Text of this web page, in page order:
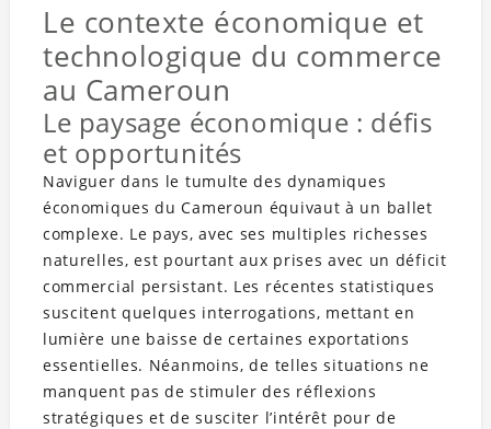
Le contexte économique et
technologique du commerce
au Cameroun
Le paysage économique : défis
et opportunités
Naviguer dans le tumulte des dynamiques
économiques du Cameroun équivaut à un ballet
complexe. Le pays, avec ses multiples richesses
naturelles, est pourtant aux prises avec un déficit
commercial persistant. Les récentes statistiques
suscitent quelques interrogations, mettant en
lumière une baisse de certaines exportations
essentielles. Néanmoins, de telles situations ne
manquent pas de stimuler des réflexions
stratégiques et de susciter l’intérêt pour de